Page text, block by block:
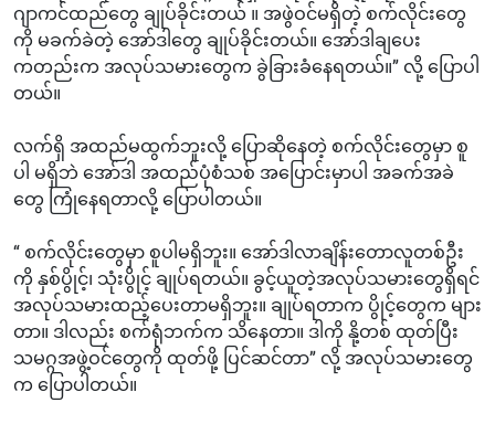
ဂျာကင်ထည်တွေ ချုပ်ခိုင်းတယ် ။ အဖွဲဝင်မရှိတဲ့ စက်လိုင်းတွေ
ကို မခက်ခဲတဲ့ အော်ဒါတွေ ချုပ်ခိုင်းတယ်။ အော်ဒါချပေး
ကတည်းက အလုပ်သမားတွေက ခွဲခြားခံနေရတယ်။” လို့ ပြောပါ
တယ်။
လက်ရှိ အထည်မထွက်ဘူးလို့ ပြောဆိုနေတဲ့ စက်လိုင်းတွေမှာ စူ
ပါ မရှိဘဲ အော်ဒါ အထည်ပုံစံသစ် အပြောင်းမှာပါ အခက်အခဲ
တွေ ကြုံနေရတာလို့ ပြောပါတယ်။
“ စက်လိုင်းတွေမှာ စူပါမရှိဘူး။ အော်ဒါလာချိန်းတောလူတစ်ဦး
ကို နှစ်ပွိုင့်၊ သုံးပွိုင့် ချုပ်ရတယ်။ ခွင့်ယူတဲ့အလုပ်သမားတွေရှိရင်
အလုပ်သမားထည့်ပေးတာမရှိဘူး။ ချုပ်ရတာက ပွိုင့်တွေက များ
တာ။ ဒါလည်း စက်ရုံဘက်က သိနေတာ။ ဒါကို နို့တစ် ထုတ်ပြီး
သမဂ္ဂအဖွဲ့ဝင်တွေကို ထုတ်ဖို့ ပြင်ဆင်တာ” လို့ အလုပ်သမားတွေ
က ပြောပါတယ်။